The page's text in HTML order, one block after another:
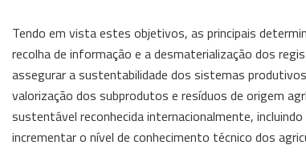
Tendo em vista estes objetivos, as principais
recolha de informação e a desmaterialização dos
assegurar a sustentabilidade dos sistemas
valorização dos subprodutos e resíduos de origem
sustentável reconhecida internacionalmente,
incrementar o nível de conhecimento técnico dos